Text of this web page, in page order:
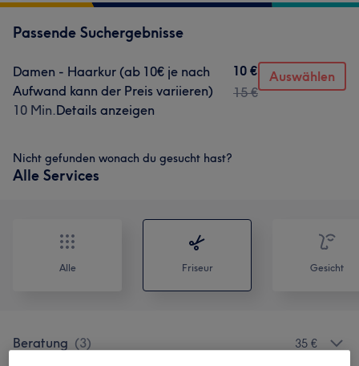
Passende Suchergebnisse
Damen - Haarkur (ab 10€ je nach
Aufwand kann der Preis variieren)
10 Min.Details anzeigen
10 €
15 €
Auswählen
Nicht gefunden wonach du gesucht hast?
Alle Services
Alle Friseur Gesicht
Beratung (3) 35 €